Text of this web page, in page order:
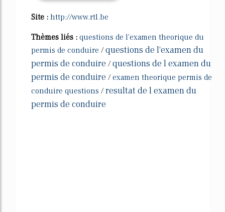
Site : http://www.rtl.be
Thèmes liés : questions de l'examen theorique du
permis de conduire /questions de l'examen du
permis de conduire /questions de l examen du
permis de conduire /examen theorique permis de
conduire questions /resultat de l examen du
permis de conduire